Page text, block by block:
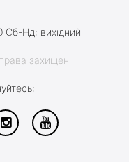
Сб-Нд: вихідний
захищені